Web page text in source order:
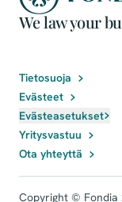
We law your
Tietosuoja
Evästeet
Evästeasetukset
Yritysvastuu
Ota yhteyttä
Copyright © Fondia